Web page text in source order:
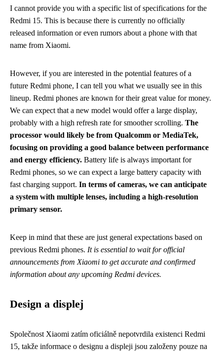
I cannot provide you with a specific list of specifications for the
Redmi 15. This is because there is currently no officially
released information or even rumors about a phone with that
name from Xiaomi.
However, if you are interested in the potential features of a
future Redmi phone, I can tell you what we usually see in this
lineup. Redmi phones are known for their great value for money.
We can expect that a new model would offer a large display,
probably with a high refresh rate for smoother scrolling. The
processor would likely be from Qualcomm or MediaTek,
focusing on providing a good balance between performance
and energy efficiency. Battery life is always important for
Redmi phones, so we can expect a large battery capacity with
fast charging support. In terms of cameras, we can anticipate
a system with multiple lenses, including a high-resolution
primary sensor.
Keep in mind that these are just general expectations based on
previous Redmi phones. It is essential to wait for official
announcements from Xiaomi to get accurate and confirmed
information about any upcoming Redmi devices.
Design a displej
Společnost Xiaomi zatím oficiálně nepotvrdila existenci Redmi
15, takže informace o designu a displeji jsou založeny pouze na